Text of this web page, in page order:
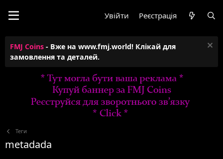
Увійти Реєстрація
FMJ Coins - Вже на www.fmj.world! Клікай для
замовлення та деталей.
Теги
metadada